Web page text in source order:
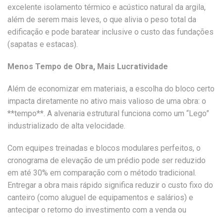
excelente isolamento térmico e acústico natural da argila,
além de serem mais leves, o que alivia o peso total da
edificação e pode baratear inclusive o custo das fundações
(sapatas e estacas).
Menos Tempo de Obra, Mais Lucratividade
Além de economizar em materiais, a escolha do bloco certo
impacta diretamente no ativo mais valioso de uma obra: o
**tempo**. A alvenaria estrutural funciona como um “Lego”
industrializado de alta velocidade.
Com equipes treinadas e blocos modulares perfeitos, o
cronograma de elevação de um prédio pode ser reduzido
em até 30% em comparação com o método tradicional.
Entregar a obra mais rápido significa reduzir o custo fixo do
canteiro (como aluguel de equipamentos e salários) e
antecipar o retorno do investimento com a venda ou